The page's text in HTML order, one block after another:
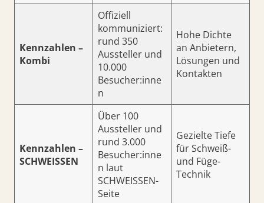
Kennzahlen –
Kombi
Offiziell
kommuniziert:
rund 350
Aussteller und
10.000
Besucher:inne
n
Hohe Dichte
an Anbietern,
Lösungen und
Kontakten
Kennzahlen –
SCHWEISSEN
Über 100
Aussteller und
rund 3.000
Besucher:inne
n laut
SCHWEISSEN-
Seite
Gezielte Tiefe
für Schweiß-
und Füge-
Technik